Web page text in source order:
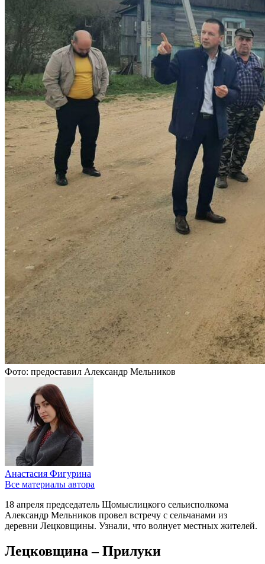
Фото: предоставил Александр Мельников
Анастасия Фигурина
Все материалы автора
18 апреля председатель Щомыслицкого сельисполкома
Александр Мельников провел встречу с сельчанами из
деревни Лецковщины. Узнали, что волнует местных жителей.
Лецковщина – Прилуки